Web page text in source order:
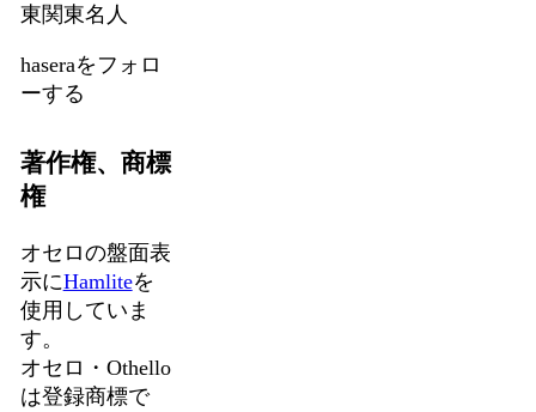
東関東名人
haseraをフォロ
ーする
著作権、商標
権
オセロの盤面表
示にHamliteを
使用していま
す。
オセロ・Othello
は登録商標で